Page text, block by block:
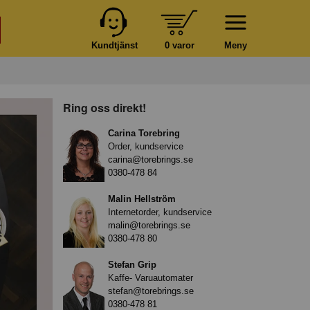
Meny
0 varor
Kundtjänst
Ring oss direkt!
Carina Torebring
Order, kundservice
carina@torebrings.se
0380-478 84
Malin Hellström
Internetorder, kundservice
malin@torebrings.se
0380-478 80
Stefan Grip
Kaffe- Varuautomater
stefan@torebrings.se
0380-478 81